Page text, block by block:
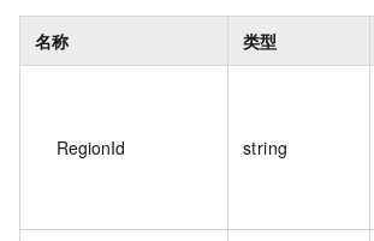
名称 类型
RegionId string